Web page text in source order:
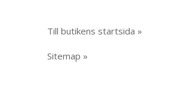
Till butikens startsida »
Sitemap »